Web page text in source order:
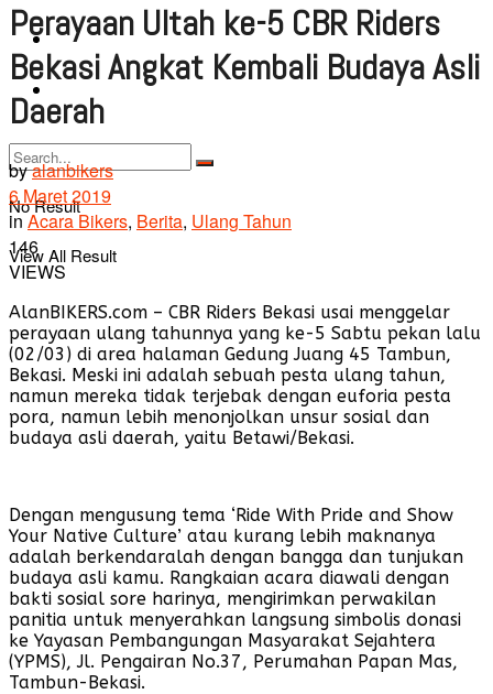
Bikers Cars
No Result
View All Result
Perayaan Ultah ke-5 CBR Riders
Bekasi Angkat Kembali Budaya Asli
Daerah
byalanbikers
6 Maret 2019
in Acara Bikers, Berita, Ulang Tahun
146
VIEWS
AlanBIKERS.com – CBR Riders Bekasi usai menggelar
perayaan ulang tahunnya yang ke-5 Sabtu pekan lalu
(02/03) di area halaman Gedung Juang 45 Tambun,
Bekasi. Meski ini adalah sebuah pesta ulang tahun,
namun mereka tidak terjebak dengan euforia pesta
pora, namun lebih menonjolkan unsur sosial dan
budaya asli daerah, yaitu Betawi/Bekasi.
Dengan mengusung tema ‘Ride With Pride and Show
Your Native Culture’ atau kurang lebih maknanya
adalah berkendaralah dengan bangga dan tunjukan
budaya asli kamu. Rangkaian acara diawali dengan
bakti sosial sore harinya, mengirimkan perwakilan
panitia untuk menyerahkan langsung simbolis donasi
ke Yayasan Pembangungan Masyarakat Sejahtera
(YPMS), Jl. Pengairan No.37, Perumahan Papan Mas,
Tambun-Bekasi.